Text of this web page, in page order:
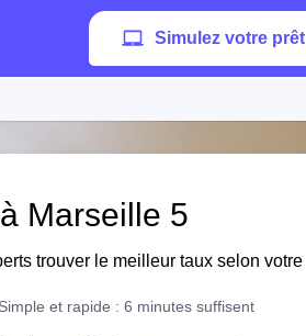
Simulez votre prêt
Marseille 5
trouver le meilleur taux selon votre
Simple et rapide : 6 minutes suffisent